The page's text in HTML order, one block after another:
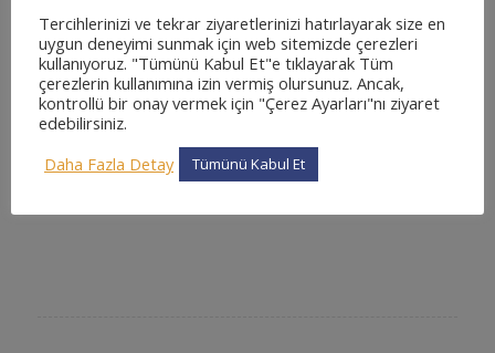
Tercihlerinizi ve tekrar ziyaretlerinizi hatırlayarak size en
uygun deneyimi sunmak için web sitemizde çerezleri
kullanıyoruz. "Tümünü Kabul Et"e tıklayarak Tüm
çerezlerin kullanımına izin vermiş olursunuz. Ancak,
kontrollü bir onay vermek için "Çerez Ayarları"nı ziyaret
edebilirsiniz.
Daha Fazla Detay
Tümünü Kabul Et